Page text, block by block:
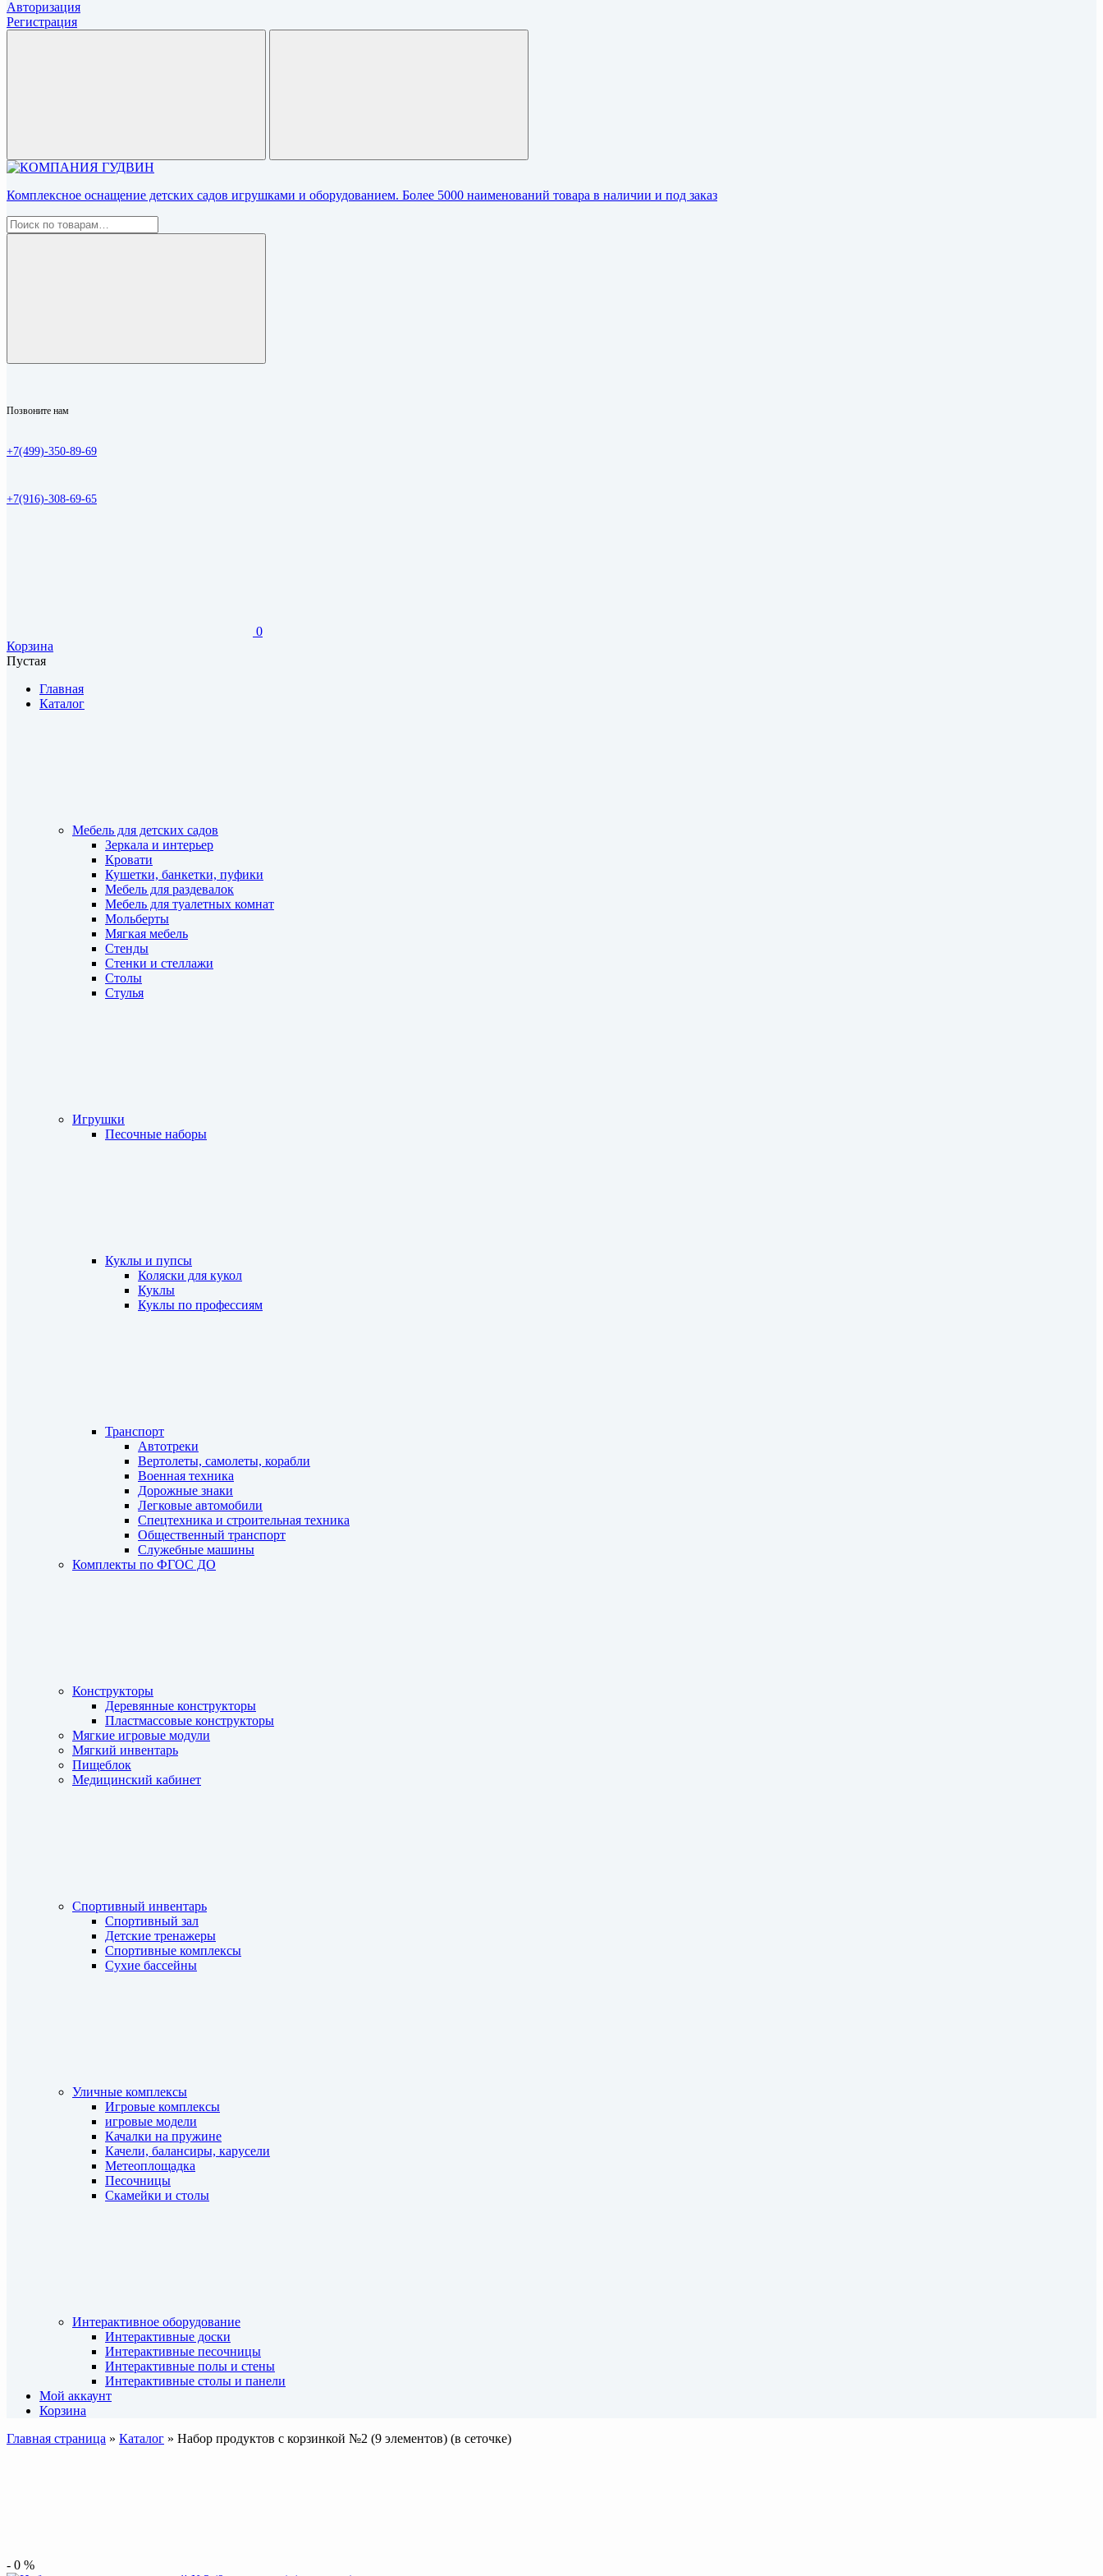
Авторизация
Регистрация
Комплексное оснащение детских садов игрушками и оборудованием. Более 5000 наименований товара в наличии и под заказ
Позвоните нам
+7(499)-350-89-69
+7(916)-308-69-65
0
Корзина
Пустая
Главная
Каталог
Мебель для детских садов
Зеркала и интерьер
Кровати
Кушетки, банкетки, пуфики
Мебель для раздевалок
Мебель для туалетных комнат
Мольберты
Мягкая мебель
Стенды
Стенки и стеллажи
Столы
Стулья
Игрушки
Песочные наборы
Куклы и пупсы
Коляски для кукол
Куклы
Куклы по профессиям
Транспорт
Автотреки
Вертолеты, самолеты, корабли
Военная техника
Дорожные знаки
Легковые автомобили
Спецтехника и строительная техника
Общественный транспорт
Служебные машины
Комплекты по ФГОС ДО
Конструкторы
Деревянные конструкторы
Пластмассовые конструкторы
Мягкие игровые модули
Мягкий инвентарь
Пищеблок
Медицинский кабинет
Спортивный инвентарь
Спортивный зал
Детские тренажеры
Спортивные комплексы
Сухие бассейны
Уличные комплексы
Игровые комплексы
игровые модели
Качалки на пружине
Качели, балансиры, карусели
Метеоплощадка
Песочницы
Скамейки и столы
Интерактивное оборудование
Интерактивные доски
Интерактивные песочницы
Интерактивные полы и стены
Интерактивные столы и панели
Мой аккаунт
Корзина
Главная страница » Каталог » Набор продуктов с корзинкой №2 (9 элементов) (в сеточке)
- 0 %